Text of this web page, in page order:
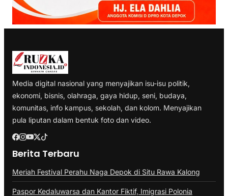
Media digital nasional yang menyajikan isu-isu politik,
ekonomi, bisnis, olahraga, gaya hidup, seni, budaya,
komunitas, info kampus, sekolah, dan kolom. Menyajikan
pula liputan dalam bentuk foto dan video.
Berita Terbaru
Meriah Festival Perahu Naga Depok di Situ Rawa Kalong
Paspor Kedaluwarsa dan Kantor Fiktif, Imigrasi Polonia